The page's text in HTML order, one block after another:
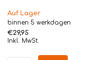
Auf Lager
binnen 5 werkdagen
€29,95
Inkl. MwSt.